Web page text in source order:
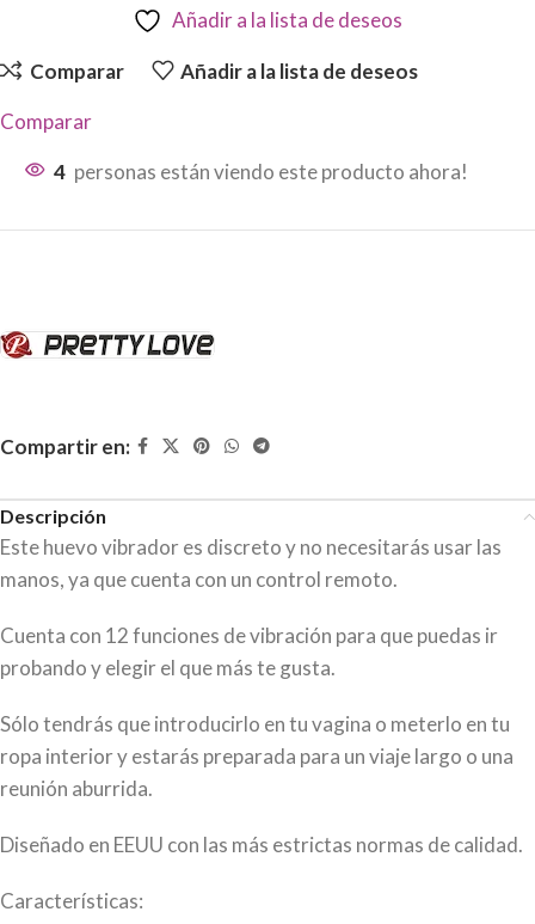
Añadir a la lista de deseos
Comparar Añadir a la lista de deseos
Comparar
4 personas están viendo este producto ahora!
Compartir en:
Descripción
Este huevo vibrador es discreto y no necesitarás usar las
manos, ya que cuenta con un control remoto.
Cuenta con 12 funciones de vibración para que puedas ir
probando y elegir el que más te gusta.
Sólo tendrás que introducirlo en tu vagina o meterlo en tu
ropa interior y estarás preparada para un viaje largo o una
reunión aburrida.
Diseñado en EEUU con las más estrictas normas de calidad.
Características: